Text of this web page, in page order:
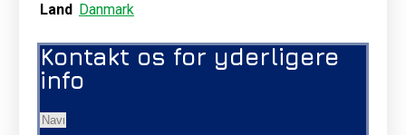
Land Danmark
Kontakt os for yderligere
info